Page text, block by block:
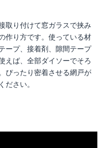
取り付けて窓ガラスで挟み
作り方です。使っている材
ープ、接着剤、隙間テープ
えば、全部ダイソーでそろ
ぴったり密着させる網戸が
ださい。